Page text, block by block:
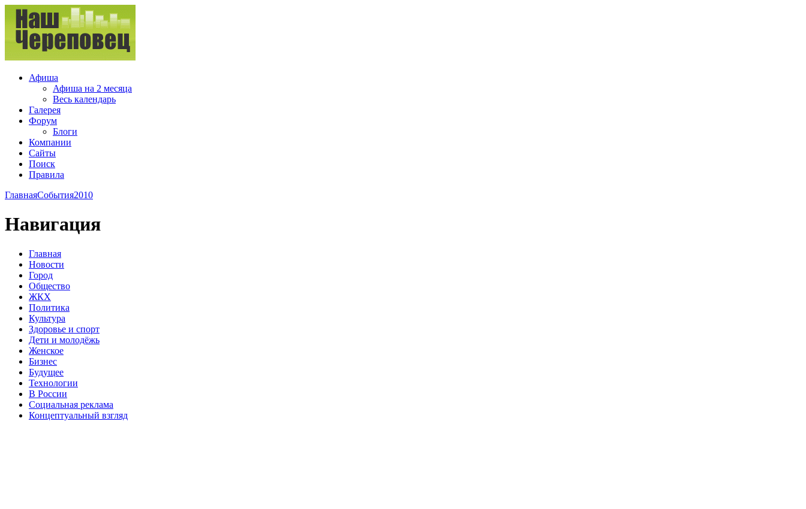
Афиша
Афиша на 2 месяца
Весь календарь
Галерея
Форум
Блоги
Компании
Сайты
Поиск
Правила
ГлавнаяСобытия2010
Навигация
Главная
Новости
Город
Общество
ЖКХ
Политика
Культура
Здоровье и спорт
Дети и молодёжь
Женское
Бизнес
Будущее
Технологии
В России
Социальная реклама
Концептуальный взгляд